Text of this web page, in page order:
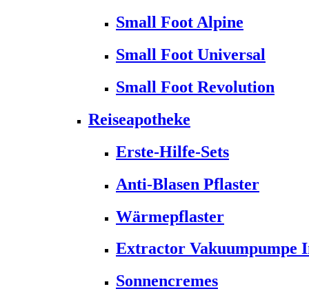
Small Foot Alpine
Small Foot Universal
Small Foot Revolution
Reiseapotheke
Erste-Hilfe-Sets
Anti-Blasen Pflaster
Wärmepflaster
Extractor Vakuumpumpe
Sonnencremes